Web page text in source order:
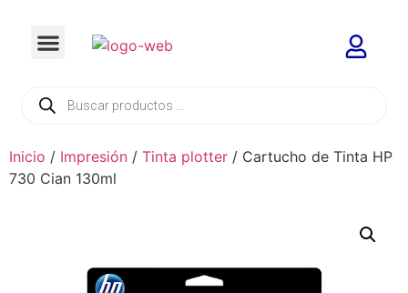
Inicio / Impresión / Tinta plotter / Cartucho de Tinta HP
730 Cian 130ml